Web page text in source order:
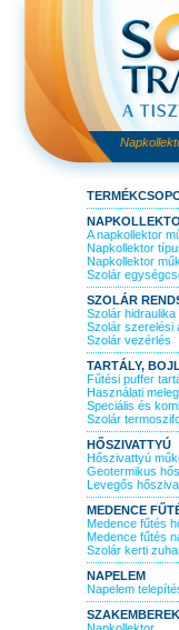
A napkollektor
Napkollektor
Napkollektor
Szolár
SZOLÁR
Szolár hidraulika
Szolár szerelési
Szolár vezérlés
TARTÁLY,
Fűtési puffer
Használati
Speciális és
Szolár
HŐSZIVATTYÚ
Hőszivattyú
Geotermikus
Levegős
MEDENCE
Medence fűtés
Medence fűtés
Szolár kerti
NAPELEM
Napelem